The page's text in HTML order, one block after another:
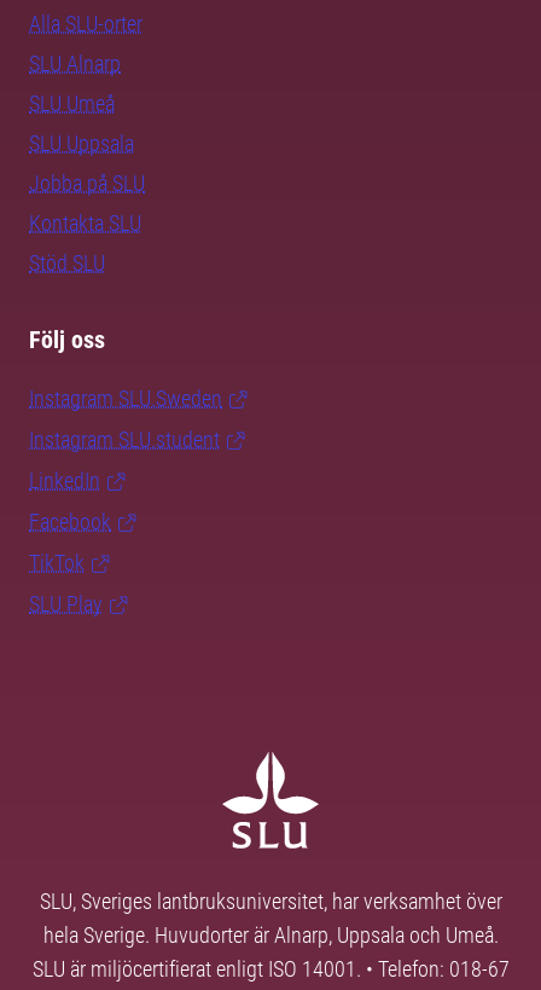
Alla SLU-orter
SLU Alnarp
SLU Umeå
SLU Uppsala
Jobba på SLU
Kontakta SLU
Stöd SLU
Följ oss
Instagram SLU.Sweden
Instagram SLU.student
LinkedIn
Facebook
TikTok
SLU Play
SLU, Sveriges lantbruksuniversitet, har verksamhet över
hela Sverige. Huvudorter är Alnarp, Uppsala och Umeå.
SLU är miljöcertifierat enligt ISO 14001. • Telefon: 018-67